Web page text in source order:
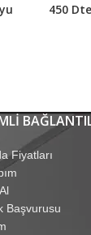
450
Fiyatları
Başvurusu